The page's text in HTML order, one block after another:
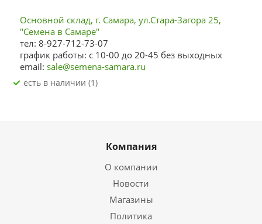
Основной склад, г. Самара, ул.Стара-Загора 25,
"Семена в Самаре"
тел: 8-927-712-73-07
график работы: с 10-00 до 20-45 без выходных
email: sale@semena-samara.ru
Есть в наличии (1)
Компания
О компании
Новости
Магазины
Политика